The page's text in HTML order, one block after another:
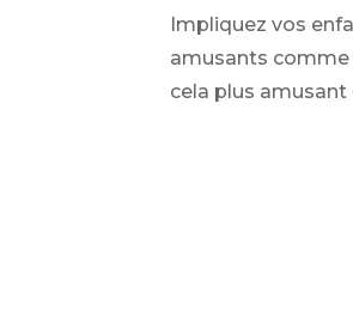
Impliquez vos
amusants comme
cela plus